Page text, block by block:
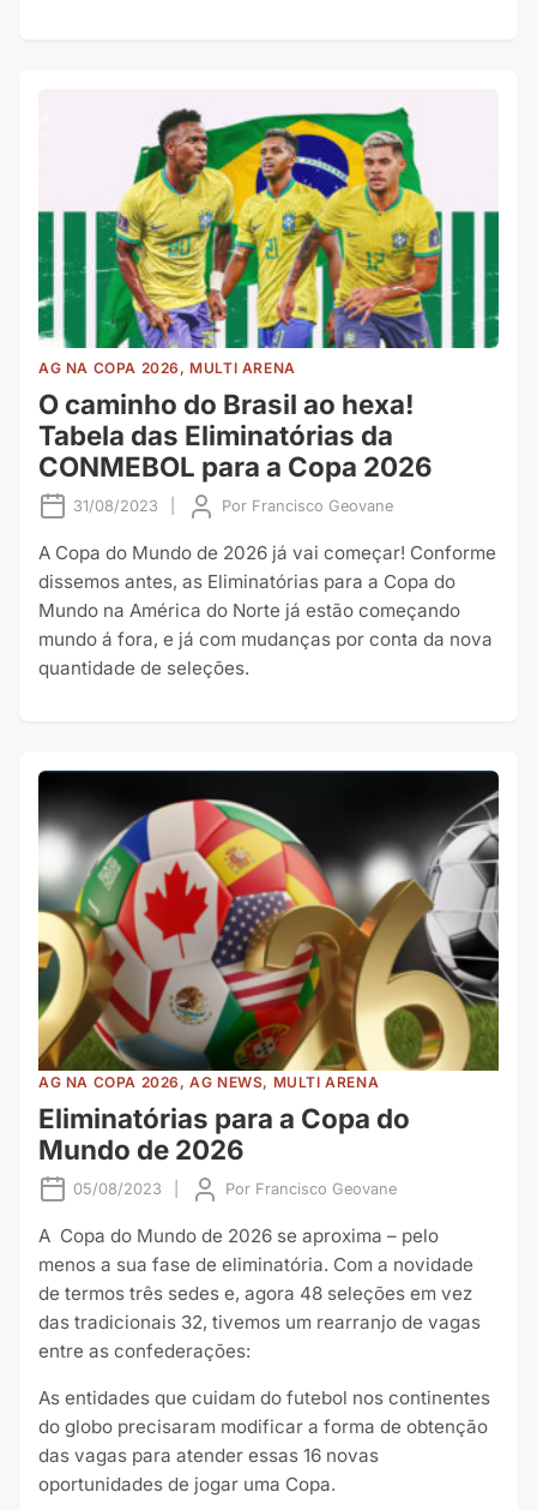
AG NA COPA 2026, MULTI ARENA
O caminho do Brasil ao hexa!
Tabela das Eliminatórias da
CONMEBOL para a Copa 2026
31/08/2023 Por Francisco Geovane
A Copa do Mundo de 2026 já vai começar! Conforme
dissemos antes, as Eliminatórias para a Copa do
Mundo na América do Norte já estão começando
mundo á fora, e já com mudanças por conta da nova
quantidade de seleções.
AG NA COPA 2026, AG NEWS, MULTI ARENA
Eliminatórias para a Copa do
Mundo de 2026
05/08/2023 Por Francisco Geovane
A Copa do Mundo de 2026 se aproxima – pelo
menos a sua fase de eliminatória. Com a novidade
de termos três sedes e, agora 48 seleções em vez
das tradicionais 32, tivemos um rearranjo de vagas
entre as confederações:
As entidades que cuidam do futebol nos continentes
do globo precisaram modificar a forma de obtenção
das vagas para atender essas 16 novas
oportunidades de jogar uma Copa.